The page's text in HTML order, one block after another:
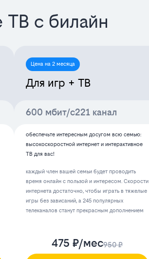
с билайн
Цена на 2 месяца
Для игр + ТВ
600 мбит/с221 канал
обеспечьте интересным досугом всю семью:
высокоскоростной интернет и интерактивное
ТВ для вас!
каждый член вашей семьи будет проводить
время онлайн с пользой и интересом. Скорости
интернета достаточно, чтобы играть в тяжелые
игры без зависаний, а 245 популярных
телеканалов станут прекрасным дополнением
475 ₽/мес950 ₽